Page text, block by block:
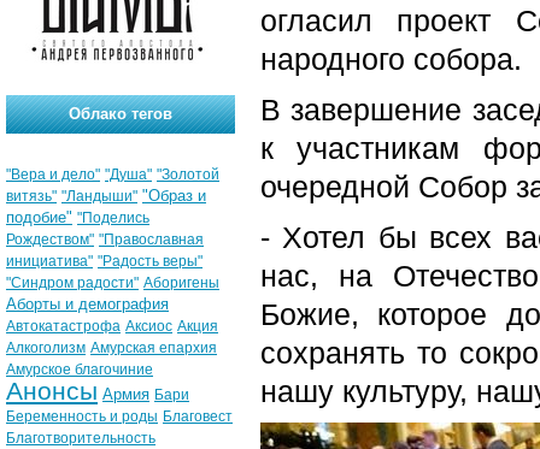
огласил проект
народного собора.
В завершение
к участникам
очередной Собор
- Хотел бы всех
нас, на
Божие, которое
сохранять то
нашу культуру,
Облако тегов
"Вера и дело" "Душа" "Золотой
витязь" "Ландыши" "Образ и
подобие" "Поделись
Рождеством" "Православная
инициатива" "Радость веры"
"Синдром радости" Аборигены
Аборты и демография
Автокатастрофа Аксиос Акция
Алкоголизм Амурская епархия
Амурское благочиние
Анонсы Армия Бари
Беременность и роды Благовест
Благотворительность